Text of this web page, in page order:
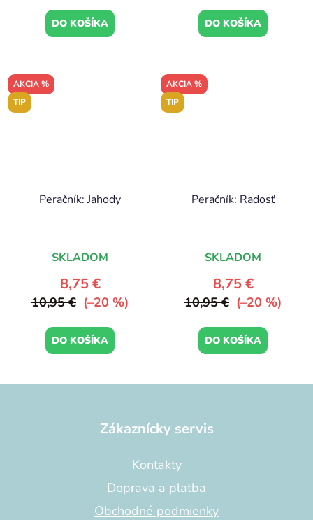
DO KOŠÍKA DO KOŠÍKA
AKCIA %
TIP
Peračník: Jahody
SKLADOM
8,75 €
10,95 € (–20 %)
DO KOŠÍKA
AKCIA %
TIP
Peračník: Radosť
SKLADOM
8,75 €
10,95 € (–20 %)
DO KOŠÍKA
Zákaznícky servis
Kontakty
Doprava a platba
Obchodné podmienky